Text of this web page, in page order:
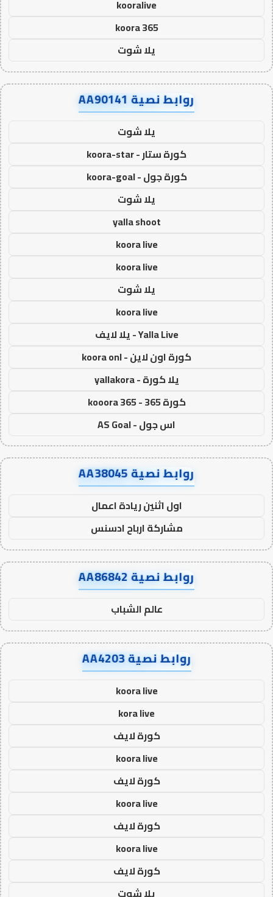
kooralive
koora 365
يلا شوت
روابط نصية AA90141
يلا شوت
كورة ستار - koora-star
كورة جول - koora-goal
يلا شوت
yalla shoot
koora live
koora live
يلا شوت
koora live
Yalla Live - يلا لايف
كورة اون لاين - koora onl
يلا كورة - yallakora
كورة 365 - kooora 365
اس جول - AS Goal
روابط نصية AA38045
اول اثنين ريادة اعمال
مشاركة ارباح ادسنس
روابط نصية AA86842
عالم الشباب
روابط نصية AA4203
koora live
kora live
كورة لايف
koora live
كورة لايف
koora live
كورة لايف
koora live
كورة لايف
يلا شوت